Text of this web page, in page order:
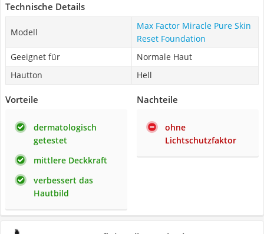
Technische Details
Modell
Max Factor Miracle Pure Skin
Reset Foundation
Geeignet für
Normale Haut
Hautton
Hell
Vorteile
dermatologisch
getestet
mittlere Deckkraft
verbessert das
Hautbild
Nachteile
ohne
Lichtschutzfaktor